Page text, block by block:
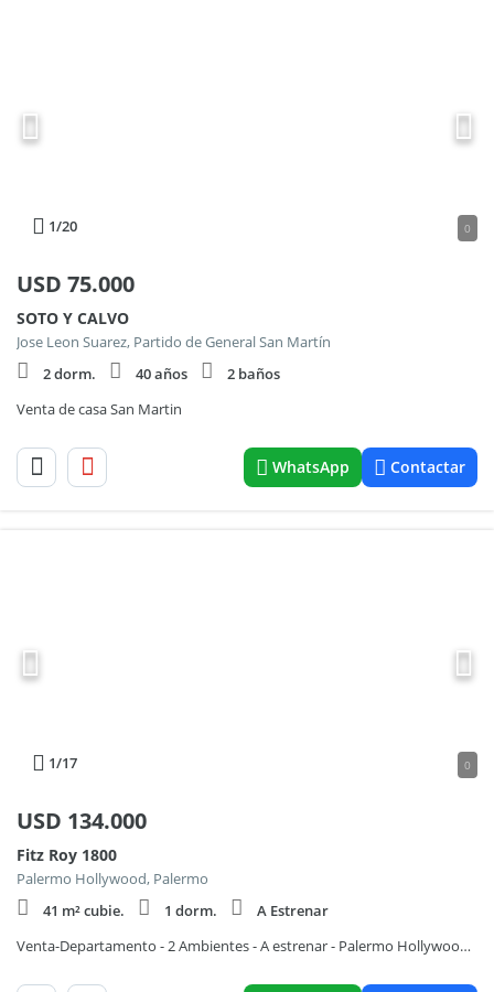
1/20 0
USD 75.000
SOTO Y CALVO
Jose Leon Suarez, Partido de General San Martín
2 dorm.
40 años
2 baños
Venta de casa San Martin
WhatsApp Contactar
1/17 0
USD 134.000
Fitz Roy 1800
Palermo Hollywood, Palermo
41 m² cubie.
1 dorm.
A Estrenar
Venta-Departamento - 2 Ambientes - A estrenar - Palermo Hollywood - Balcón - Terraza